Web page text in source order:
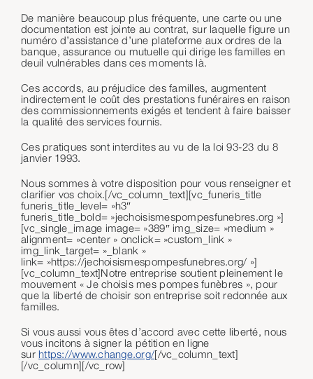
De manière beaucoup plus fréquente, une carte ou une
documentation est jointe au contrat, sur laquelle figure un
numéro d’assistance d’une plateforme aux ordres de la
banque, assurance ou mutuelle qui dirige les familles en
deuil vulnérables dans ces moments là.
Ces accords, au préjudice des familles, augmentent
indirectement le coût des prestations funéraires en raison
des commissionnements exigés et tendent à faire baisser
la qualité des services fournis.
Ces pratiques sont interdites au vu de la loi 93-23 du 8
janvier 1993.
Nous sommes à votre disposition pour vous renseigner et
clarifier vos choix.[/vc_column_text][vc_funeris_title
funeris_title_level= »h3″
funeris_title_bold= »jechoisismespompesfunebres.org »]
[vc_single_image image= »389″ img_size= »medium »
alignment= »center » onclick= »custom_link »
img_link_target= »_blank »
link= »https://jechoisismespompesfunebres.org/ »]
[vc_column_text]Notre entreprise soutient pleinement le
mouvement « Je choisis mes pompes funèbres », pour
que la liberté de choisir son entreprise soit redonnée aux
familles.
Si vous aussi vous êtes d’accord avec cette liberté, nous
vous incitons à signer la pétition en ligne
surhttps://www.change.org/[/vc_column_text]
[/vc_column][/vc_row]